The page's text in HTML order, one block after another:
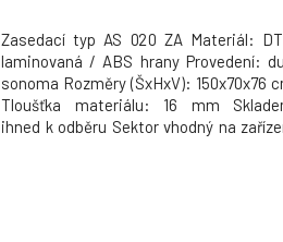
Zasedací typ AS 020 ZA Materiál:
laminovaná / ABS hrany Provedení:
sonoma Rozměry (ŠxHxV): 150x70x76
Tloušťka materiálu: 16 mm
ihned k odběru Sektor vhodný na